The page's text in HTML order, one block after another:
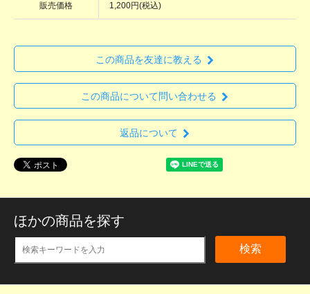
販売価格 1,200円(税込)
この商品を友達に教える
この商品について問い合わせる
返品について
ほかの商品を探す
検索